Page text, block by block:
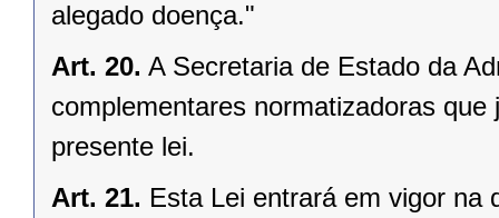
alegado doença."
Art. 20. A Secretaria de Estado da
complementares normatizadoras
presente lei.
Art. 21. Esta Lei entrará em vigor na